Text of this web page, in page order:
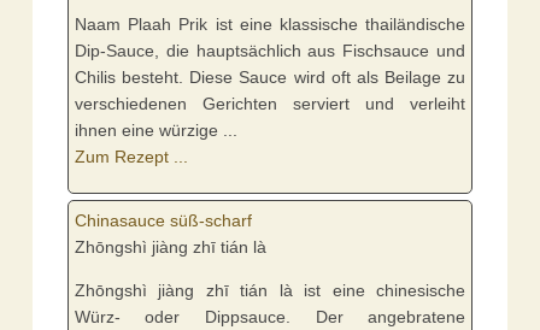
Naam Plaah Prik ist eine klassische thailändische
Dip-Sauce, die hauptsächlich aus Fischsauce und
Chilis besteht. Diese Sauce wird oft als Beilage zu
verschiedenen Gerichten serviert und verleiht
ihnen eine würzige ...
Zum Rezept ...
Chinasauce süß-scharf
Zhōngshì jiàng zhī tián là
Zhōngshì jiàng zhī tián là ist eine chinesische
Würz- oder Dippsauce. Der angebratene